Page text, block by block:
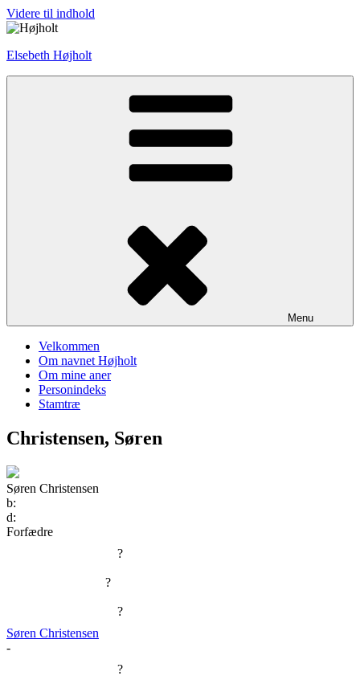
Videre til indhold
Elsebeth Højholt
Menu
Velkommen
Om navnet Højholt
Om mine aner
Personindeks
Stamtræ
Christensen, Søren
Søren Christensen
b:
d:
Forfædre
?
?
?
Søren Christensen
-
?